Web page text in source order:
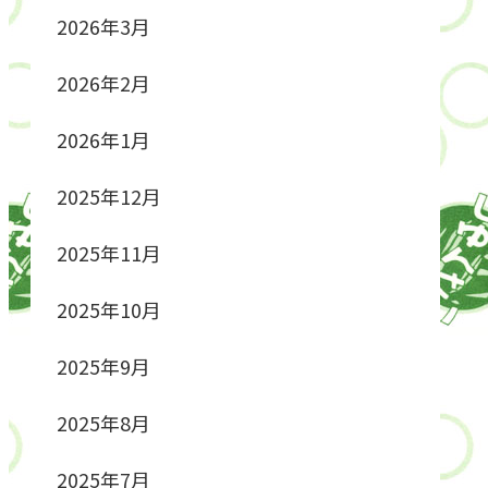
2026年3月
2026年2月
2026年1月
2025年12月
2025年11月
2025年10月
2025年9月
2025年8月
2025年7月